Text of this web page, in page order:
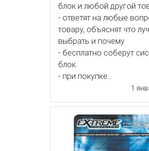
блок и любой другой
- ответят на любые
товару, объяснят что
выбрать и почему
- бесплатно соберут
блок
- при покупке...
1